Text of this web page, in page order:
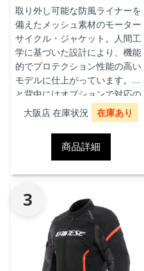
取り外し可能な防風ライナーを
備えたメッシュ素材のモーター
サイクル・ジャケット。人間工
学に基づいた設計により、機能
的でプロテクション性能の高い
モデルに仕上がっています。胸
と背中にはオプションで対応の
プロテクターを装着することが
できます。また、防水の内ポケ
ット、EN17092クラスA認証、パ
ンツと接続可能なファスナーを
備えています。
大阪店 在庫状況 在庫あり
商品詳細
3